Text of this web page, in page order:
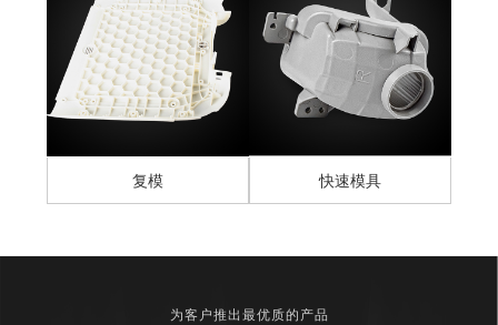
复模 快速模具
为客户推出最优质的产品